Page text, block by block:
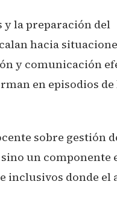
y la preparación del
hacia
y comunicación
en episodios
sobre gestión
un componente
inclusivos donde el